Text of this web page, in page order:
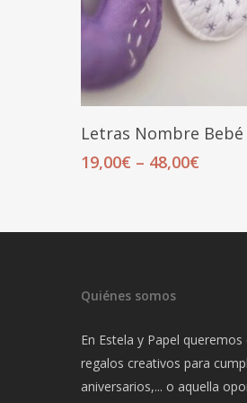
Seleccionar
Letras Nombre Bebé
19,00€ – 48,00€
Quiénes somos
En Estela y Papel
regalos creativos para
aniversarios,... o aquella